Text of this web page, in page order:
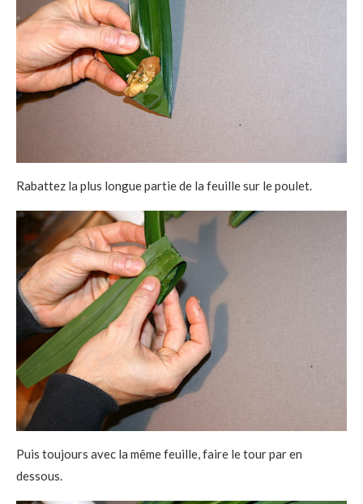
Rabattez la plus longue partie de la feuille sur le poulet.
Puis toujours avec la même feuille, faire le tour par en
dessous.